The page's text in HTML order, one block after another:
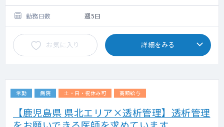
用検討可
勤務日数 週5日
お気に入り 詳細をみる
常勤 病院 土・日・祝休み可 高額給与
【鹿児島県 県北エリア×透析管理】透析管理